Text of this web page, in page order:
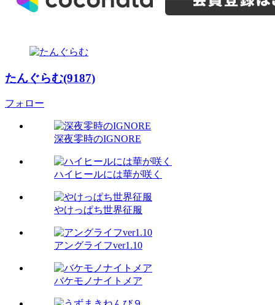
たんぐらむ(9187)
フォロー
深夜零時のIGNORE
ハイヒールには華が咲く
やけっぱち世界征服
アングライフver1.10
バケモノナイトメア